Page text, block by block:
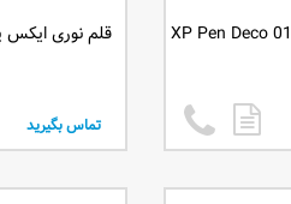
تماس بگیرید